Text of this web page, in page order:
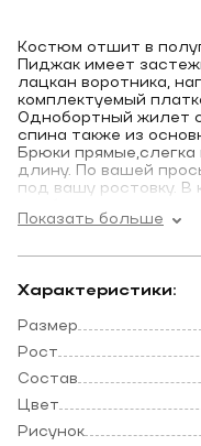
Костюм отшит в
Пиджак имеет
лацкан воротника,
комплектуемый
Однобортный жилет
спина также из
Брюки
длину. По вашей
под вашу ростовку. В
Костюм отшит из
долго сохранять
Костюм очень
случаев таких как
рождения.
*Мы отправим
России,
Показать больше
Характеристики:
Размер
Рост
Состав
Цвет
Рисунок